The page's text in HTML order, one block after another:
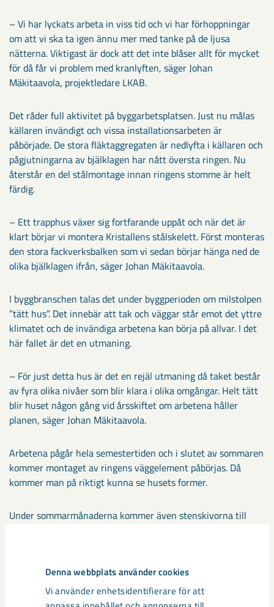
Denna webbplats använder cookies
Vi använder enhetsidentifierare för att
– Vi har lyckats arbeta in viss tid och vi har förhoppningar
om att vi ska ta igen ännu mer med tanke på de ljusa
nätterna. Viktigast är dock att det inte blåser allt för mycket
för då får vi problem med kranlyften, säger Johan
Mäkitaavola, projektledare LKAB.
Det råder full aktivitet på byggarbetsplatsen. Just nu målas
källaren invändigt och vissa installationsarbeten är
påbörjade. De stora fläktaggregaten är nedlyfta i källaren och
pågjutningarna av bjälklagen har nått översta ringen. Nu
återstår en del stålmontage innan ringens stomme är helt
färdig.
– Ett trapphus växer sig fortfarande uppåt och när det är
klart börjar vi montera Kristallens stålskelett. Först monteras
den stora fackverksbalken som vi sedan börjar hänga ned de
olika bjälklagen ifrån, säger Johan Mäkitaavola.
I byggbranschen talas det under byggperioden om milstolpen
”tätt hus”. Det innebär att tak och väggar står emot det yttre
klimatet och de invändiga arbetena kan börja på allvar. I det
här fallet är det en utmaning.
– För just detta hus är det en rejäl utmaning då taket består
av fyra olika nivåer som blir klara i olika omgångar. Helt tätt
blir huset någon gång vid årsskiftet om arbetena håller
planen, säger Johan Mäkitaavola.
Arbetena pågår hela semestertiden och i slutet av sommaren
kommer montaget av ringens väggelement påbörjas. Då
kommer man på riktigt kunna se husets former.
Under sommarmånaderna kommer även stenskivorna till